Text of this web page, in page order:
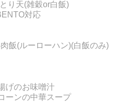
り天(雑穀or白飯)
対応
肉飯(ルーローハン)(白飯のみ)
げのお味噌汁
ーンの中華スープ